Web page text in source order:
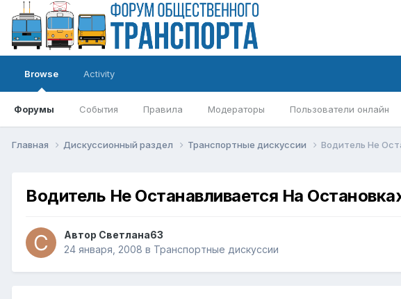
Browse
Форумы События Правила Модераторы Пользователи онлайн
Activity
Главная Дискуссионный раздел Транспортные дискуссии Водитель Не
Водитель Не Останавливается На
Автор Светлана63
24 января, 2008 в Транспортные дискуссии